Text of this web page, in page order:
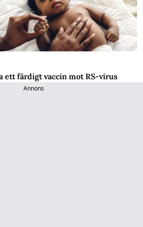
ett färdigt vaccin mot RS-virus
Annons